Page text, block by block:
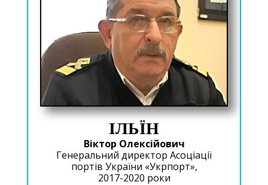
ІЛЬЇН
Віктор Олексійович
Генеральний директор Асоціації
портів України «Укрпорт»,
2017-2020 роки